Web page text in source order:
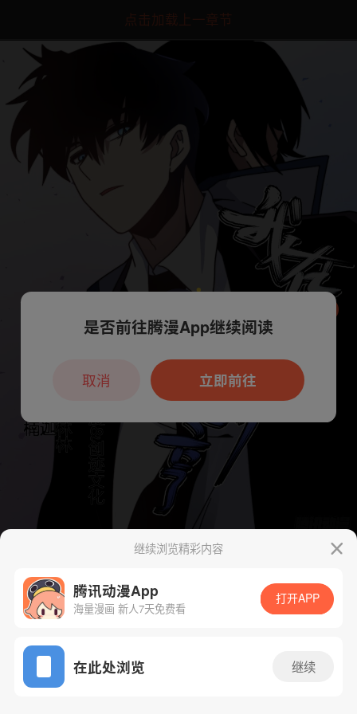
点击加载上一章节
App免费看
下一话 腾漫App免费看
继续浏览精彩内容
腾讯动漫App
海量漫画 新人7天免费看
打开APP
在此处浏览 继续
本章节仅支持App阅读，可打开App新用
户7天免费看
是否前往腾漫App继续阅读
立即前往
取消